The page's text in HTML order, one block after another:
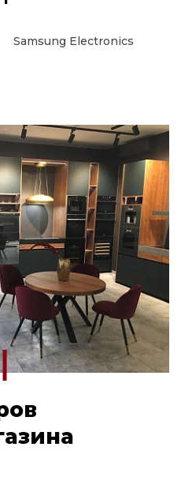
Samsung Electronics